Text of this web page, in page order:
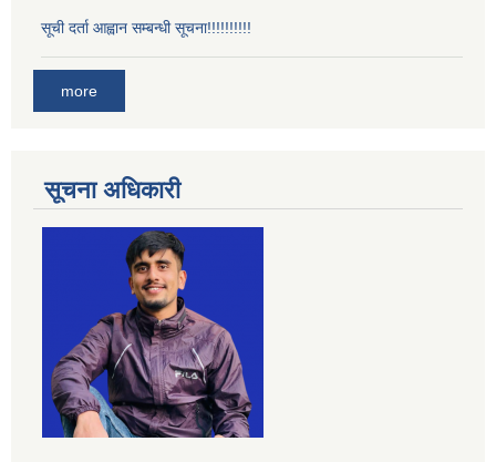
सूची दर्ता आह्वान सम्बन्धी सूचना!!!!!!!!!!
more
सूचना अधिकारी